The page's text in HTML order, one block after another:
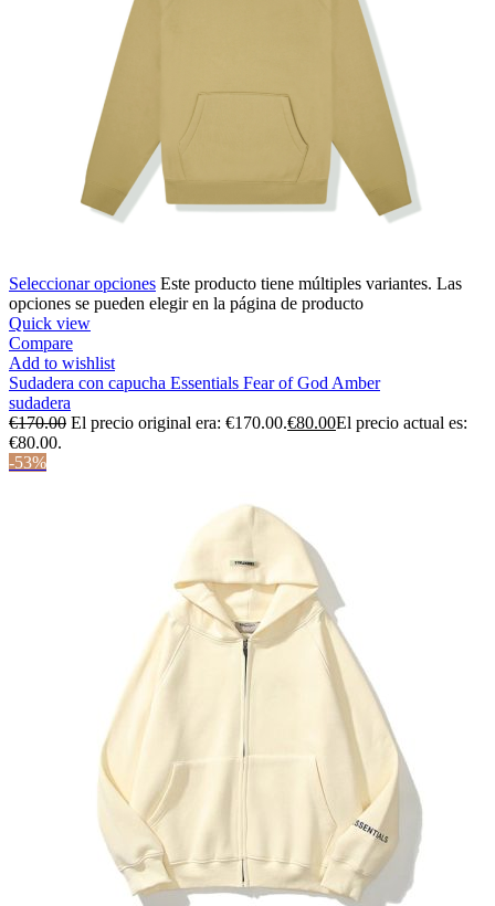
Seleccionar opciones Este producto tiene múltiples variantes. Las
opciones se pueden elegir en la página de producto
Quick view
Compare
Add to wishlist
Sudadera con capucha Essentials Fear of God Amber
sudadera
€170.00 El precio original era: €170.00.€80.00El precio actual es:
€80.00.
-53%